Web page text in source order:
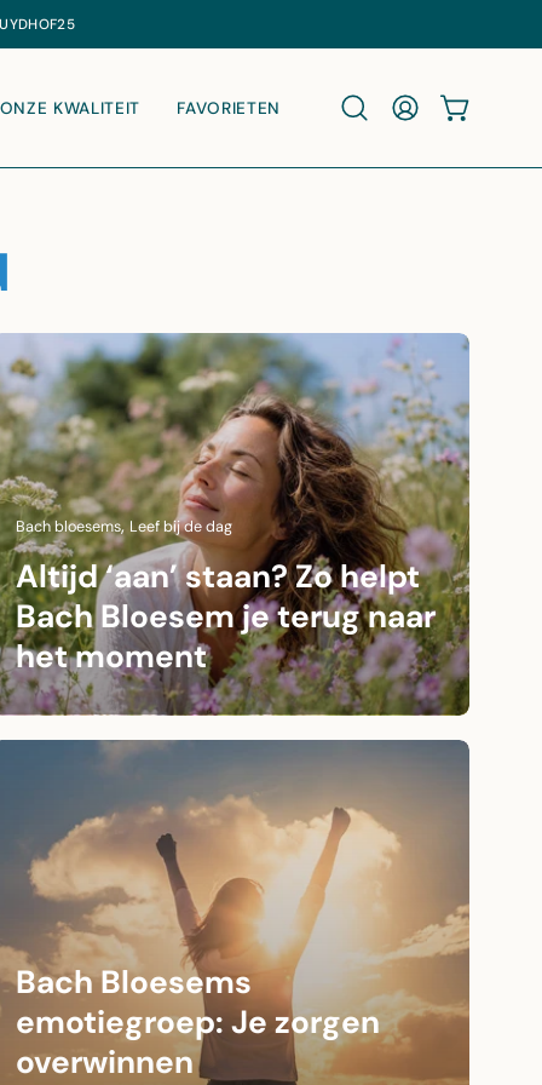
ONZE KWALITEIT FAVORIETEN
Zoekbalk openen
MIJN ACCOUNT
Bach bloesems Leef bij de dag
Altijd ‘aan’ staan? Zo helpt
Bach Bloesem je terug naar
het moment
Bach Bloesems
emotiegroep: Je zorgen
overwinnen